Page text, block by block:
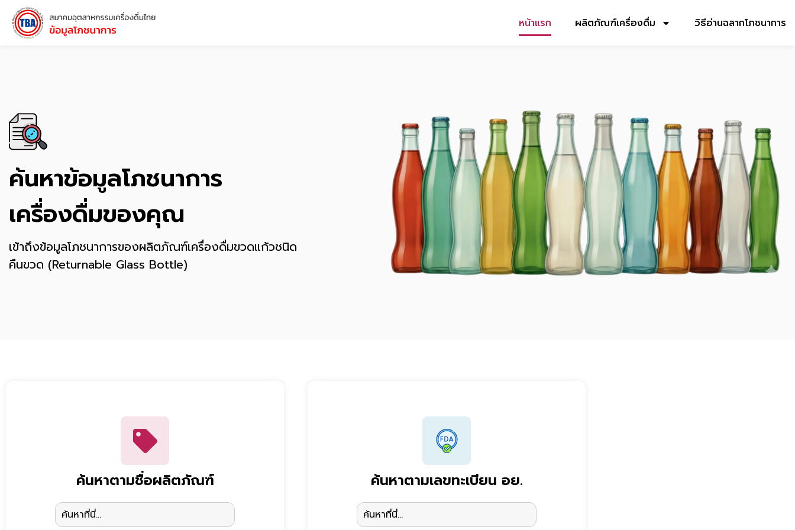
หน้าแรก ผลิตภัณฑ์เครื่องดื่ม วิธีอ่านฉลากโภชนาการ
ค้นหาข้อมูลโภชนาการ
เครื่องดื่มของคุณ
เข้าถึงข้อมูลโภชนาการของผลิตภัณฑ์เครื่องดื่มขวดแก้วชนิด
คืนขวด (Returnable Glass Bottle)
ค้นหาตามชื่อผลิตภัณฑ์
Search
for:
ค้นหาตามเลขทะเบียน อย.
Search
for: